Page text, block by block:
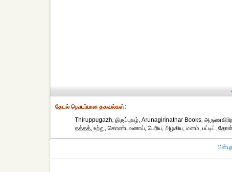
தேட‌ல் தொட‌ர்பான தகவ‌ல்க‌ள்:
Thiruppugazh, திருப்புகழ், Arunagirinathar Books,
தத்தத், உற்று, கொண்டவனாய், பெரிய, அழகிய, மனம், பட்டிட்,